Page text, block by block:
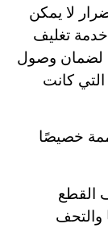
لا يمكن
تغليف
لضمان وصول
كانت
خصيصًا
القطع
والتحف